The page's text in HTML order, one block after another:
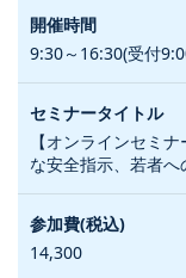
9:30～16:30(受付
【オンラインセミ
な安全指示、若者へ
14,300